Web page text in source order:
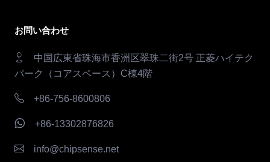
お問い合わせ
中国広東省珠海市香洲区翠珠二街2号 正菱ハイテク
パーク（コアスペース）C棟4階
+86-756-8600806
+86-13302876826
info@chipsense.net